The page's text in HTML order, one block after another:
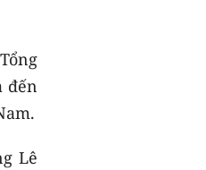
đến
Lê